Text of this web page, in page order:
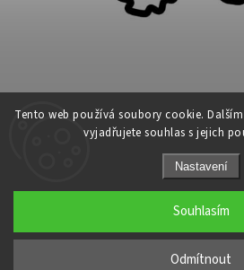
Tento web používá soubory cookie.
vyjadřujete souhlas s jejich
Nastavení
Odmítnout
Souhlasím
Cykloport.
Upravit nastavení